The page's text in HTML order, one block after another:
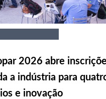
2026 abre
a indústria para
e inovação